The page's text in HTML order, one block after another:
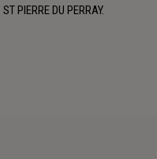
ST PIERRE DU PERRAY.